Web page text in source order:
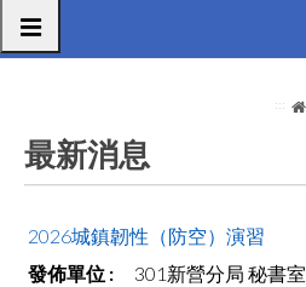
塊
選單
:::
最新消息
2026城鎮韌性（防空）演習
301新營分局 秘書室